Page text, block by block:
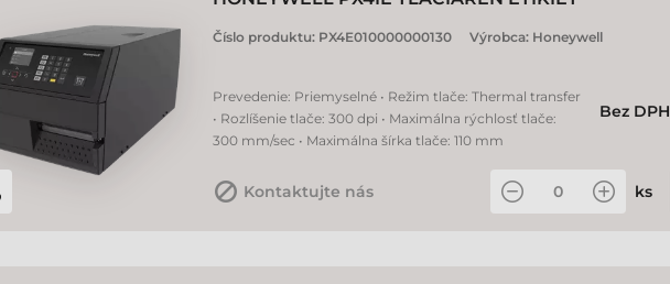
Číslo produktu: PX4E010000000130 Výrobca: Honeywell
Prevedenie: Priemyselné • Režim tlače: Thermal transfer
• Rozlíšenie tlače: 300 dpi • Maximálna rýchlosť tlače:
300 mm/sec • Maximálna šírka tlače: 110 mm
Bez DPH
Kontaktujte nás ks